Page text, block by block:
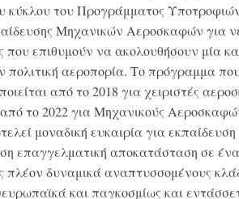
κύκλου του Προγράμματος
Μηχανικών Αεροσκαφών για
που επιθυμούν να ακολουθήσουν μία
πολιτική αεροπορία. Το πρόγραμμα
από το 2018 για χειριστές
το 2022 για Μηχανικούς
μοναδική ευκαιρία για εκπαίδευση
επαγγελματική αποκατάσταση σε
πλέον δυναμικά αναπτυσσομένους
και παγκοσμίως και